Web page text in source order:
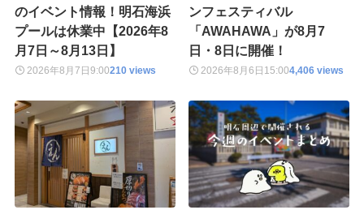
のイベント情報！明石海浜
プールは休業中【2026年8
月7日～8月13日】
2026年8月7日 9:00210 views
ンフェスティバル
「AWAHAWA」が8月7
日・8日に開催！
2026年8月6日 15:004,406 views